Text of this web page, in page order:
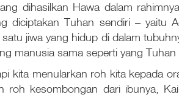
dihasilkan Hawa dalam
diciptakan Tuhan sendiri – yaitu
jiwa yang hidup di dalam
manusia sama seperti yang Tuhan
kita menularkan roh kita kepada
roh kesombongan dari ibunya,